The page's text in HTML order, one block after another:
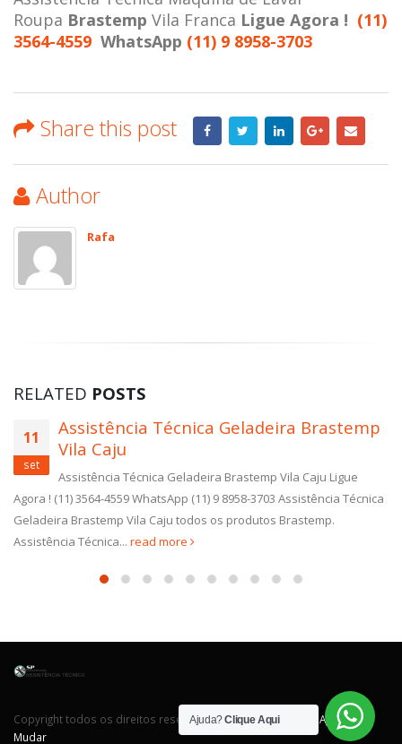
Roupa Brastemp Vila Franca Ligue Agora ! (11)
3564-4559 WhatsApp (11) 9 8958-3703
Share this post
Author
Rafa
RELATED POSTS
11
set
Assistência Técnica Geladeira Brastemp
Vila Caju
Assistência Técnica Geladeira Brastemp Vila Caju Ligue
Agora ! (11) 3564-4559 WhatsApp (11) 9 8958-3703 Assistência Técnica
Geladeira Brastemp Vila Caju todos os produtos Brastemp.
Assistência Técnica... read more
Copyright todos os direitos reservados. Desenvolvido por Agência
Mudar
Ajuda?Clique Aqui